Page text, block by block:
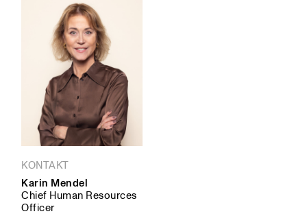
KONTAKT
Karin Mendel
Chief Human Resources
Officer